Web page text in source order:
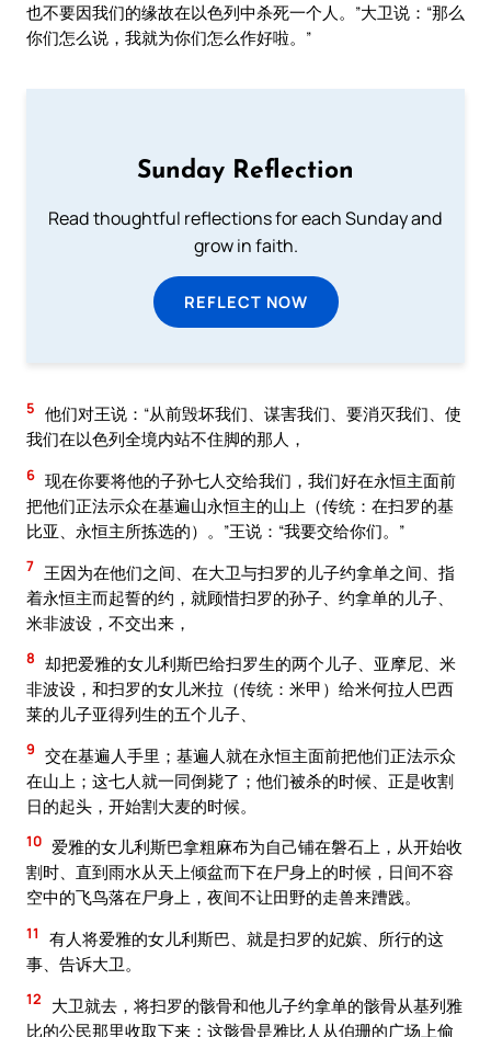
也不要因我们的缘故在以色列中杀死一个人。”大卫说：“那么
你们怎么说，我就为你们怎么作好啦。”
Sunday Reflection
Read thoughtful reflections for each Sunday and
grow in faith.
REFLECT NOW
5 他们对王说：“从前毁坏我们、谋害我们、要消灭我们、使
我们在以色列全境内站不住脚的那人，
6 现在你要将他的子孙七人交给我们，我们好在永恒主面前
把他们正法示众在基遍山永恒主的山上（传统：在扫罗的基
比亚、永恒主所拣选的）。”王说：“我要交给你们。”
7 王因为在他们之间、在大卫与扫罗的儿子约拿单之间、指
着永恒主而起誓的约，就顾惜扫罗的孙子、约拿单的儿子、
米非波设，不交出来，
8 却把爱雅的女儿利斯巴给扫罗生的两个儿子、亚摩尼、米
非波设，和扫罗的女儿米拉（传统：米甲）给米何拉人巴西
莱的儿子亚得列生的五个儿子、
9 交在基遍人手里；基遍人就在永恒主面前把他们正法示众
在山上；这七人就一同倒毙了；他们被杀的时候、正是收割
日的起头，开始割大麦的时候。
10 爱雅的女儿利斯巴拿粗麻布为自己铺在磐石上，从开始收
割时、直到雨水从天上倾盆而下在尸身上的时候，日间不容
空中的飞鸟落在尸身上，夜间不让田野的走兽来蹧践。
11
有人将爱雅的女儿利斯巴、就是扫罗的妃嫔、所行的这
事、告诉大卫。
12
大卫就去，将扫罗的骸骨和他儿子约拿单的骸骨从基列雅
比的公民那里收取下来；这骸骨是雅比人从伯珊的广场上偷